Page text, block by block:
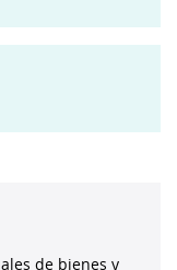
de bienes y